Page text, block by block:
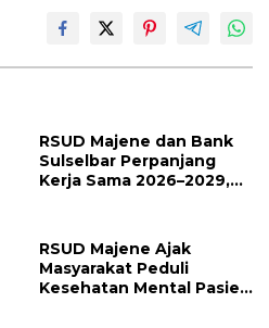
RSUD Majene dan Bank
Sulselbar Perpanjang
Kerja Sama 2026–2029,
Perbankan
RSUD Majene Ajak
Masyarakat Peduli
Kesehatan Mental Pasien